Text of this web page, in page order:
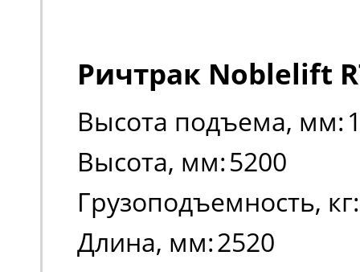
Ричтрак Noblelift
Высота подъема, мм:
Высота, мм:5200
Грузоподъемность, кг:
Длина, мм:2520